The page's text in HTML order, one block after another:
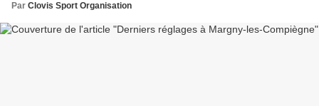
Par Clovis Sport Organisation